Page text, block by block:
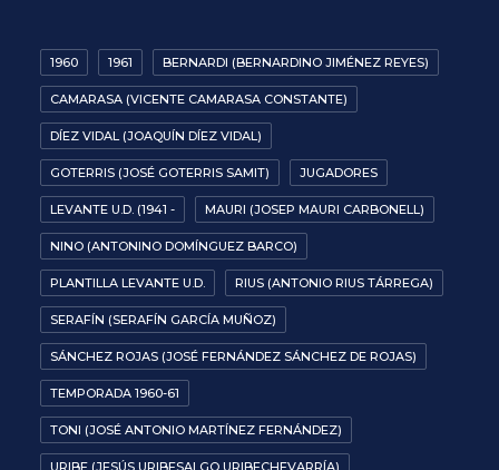
1960 1961 BERNARDI (BERNARDINO JIMÉNEZ REYES)
CAMARASA (VICENTE CAMARASA CONSTANTE)
DÍEZ VIDAL (JOAQUÍN DÍEZ VIDAL)
GOTERRIS (JOSÉ GOTERRIS SAMIT) JUGADORES
LEVANTE U.D. (1941 - MAURI (JOSEP MAURI CARBONELL)
NINO (ANTONINO DOMÍNGUEZ BARCO)
PLANTILLA LEVANTE U.D. RIUS (ANTONIO RIUS TÁRREGA)
SERAFÍN (SERAFÍN GARCÍA MUÑOZ)
SÁNCHEZ ROJAS (JOSÉ FERNÁNDEZ SÁNCHEZ DE ROJAS)
TEMPORADA 1960-61
TONI (JOSÉ ANTONIO MARTÍNEZ FERNÁNDEZ)
URIBE (JESÚS URIBESALGO URIBECHEVARRÍA)